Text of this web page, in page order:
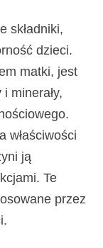
składniki,
dzieci.
matki, jest
minerały,
właściwości
ją
Te
przez